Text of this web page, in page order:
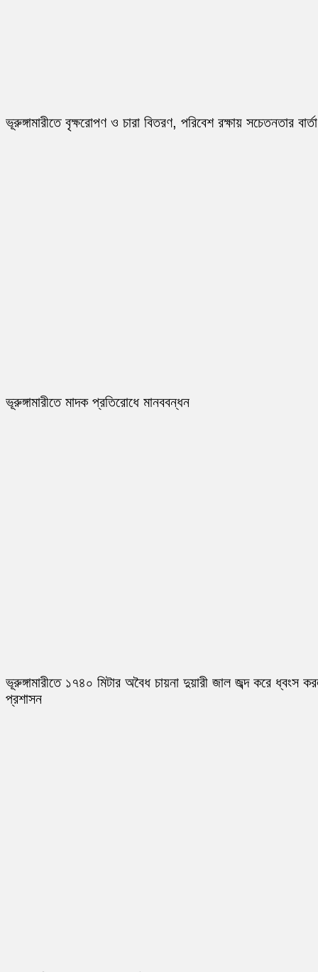
ভূরুঙ্গামারীতে বৃক্ষরোপণ ও চারা বিতরণ, পরিবেশ রক্ষায় সচেতনতার বার্তা
ভূরুঙ্গামারীতে মাদক প্রতিরোধে মানববন্ধন
ভূরুঙ্গামারীতে ১৭৪০ মিটার অবৈধ চায়না দুয়ারী জাল জব্দ করে ধ্বংস
প্রশাসন